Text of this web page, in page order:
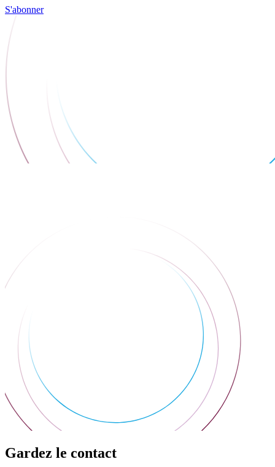
S'abonner
Gardez le contact